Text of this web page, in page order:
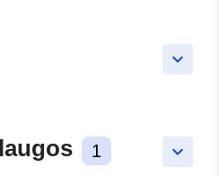
keyboard_arrow_down
keyboard_arrow_down
1